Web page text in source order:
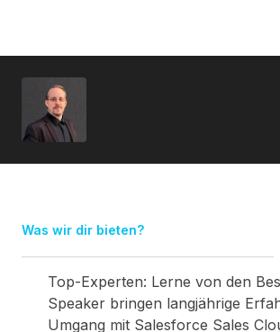
Was wir dir bieten?
Top-Experten: Lerne von den
Speaker bringen langjährige
Umgang mit Salesforce Sales